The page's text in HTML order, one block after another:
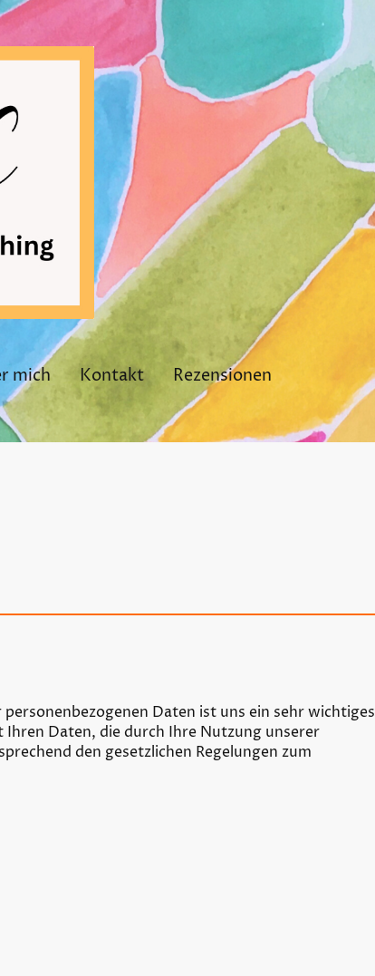
mich Kontakt Rezensionen
Daten ist uns ein sehr wichtiges
Daten, die durch Ihre Nutzung unserer
den gesetzlichen Regelungen zum